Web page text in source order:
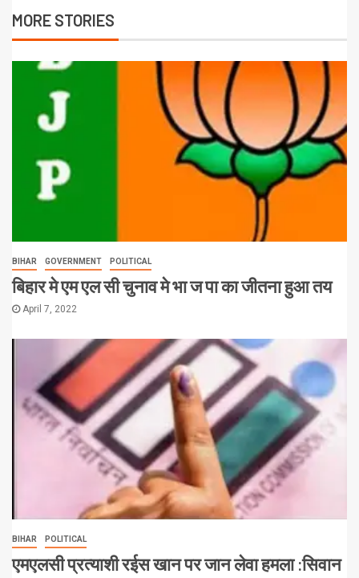
MORE STORIES
BIHAR GOVERNMENT POLITICAL
बिहार मे एम एल सी चुनाव मे भा ज पा का जीतना हुआ तय
April 7, 2022
BIHAR POLITICAL
एमएलसी प्रत्याशी रईस खान पर जान लेवा हमला :सिवान